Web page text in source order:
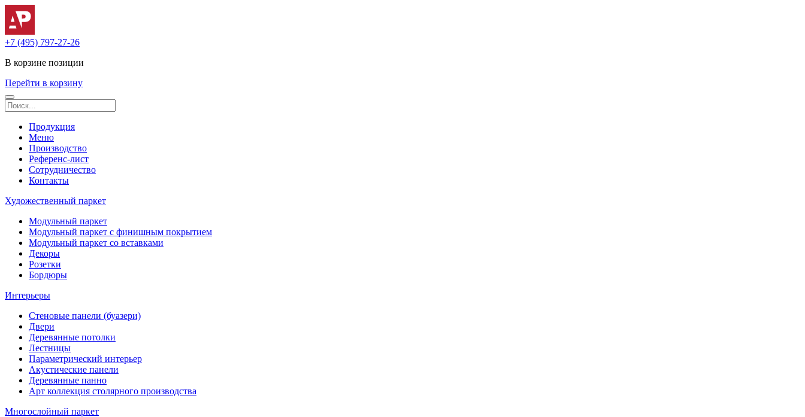
+7 (495) 797-27-26
В корзине позиции
Перейти в корзину
Продукция
Меню
Производство
Референс-лист
Сотрудничество
Контакты
Художественный паркет
Модульный паркет
Модульный паркет с финишным покрытием
Модульный паркет со вставками
Декоры
Розетки
Бордюры
Интерьеры
Стеновые панели (буазери)
Двери
Деревянные потолки
Лестницы
Параметрический интерьер
Акустические панели
Деревянные панно
Арт коллекция столярного производства
Многослойный паркет